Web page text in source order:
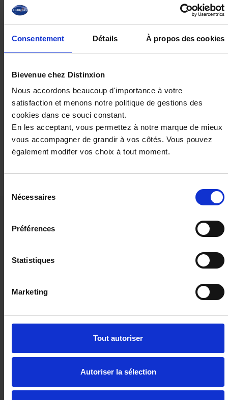
Consentement Détails À propos des cookies
Bievenue chez Distinxion
Nous accordons beaucoup d'importance à votre
satisfaction et menons notre politique de gestions des
cookies dans ce souci constant.
En les acceptant, vous permettez à notre marque de mieux
vous accompagner de grandir à vos côtés. Vous pouvez
également modifer vos choix à tout moment.
Nécessaires
Préférences
Statistiques
Marketing
Tout autoriser
Autoriser la sélection
En savoir plus
Durée : 72 mois
Vos options
Assurance Emprunteur
22,60 €
Demander un devis
Ces véhicules pourraient vous
1.5 BLUEHDI 130CH BVA PLUS